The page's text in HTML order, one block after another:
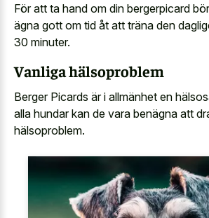
För att ta hand om din bergerpicard
ägna gott om tid åt att träna den
30 minuter.
Vanliga hälsoproblem
Berger Picards är i allmänhet en
alla hundar kan de vara benägna att
hälsoproblem.